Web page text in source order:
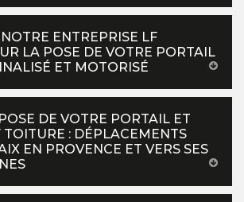
ENTREPRISE LF
LA POSE DE VOTRE PORTAIL
ET MOTORISÉ
DE VOTRE PORTAIL ET
TOITURE : DÉPLACEMENTS
EN PROVENCE ET VERS SES